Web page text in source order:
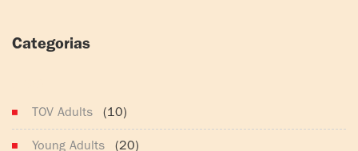
Categorias
TOV Adults (10)
Young Adults (20)